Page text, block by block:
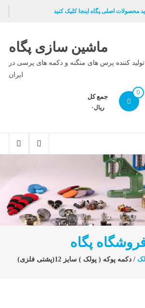
محصولات اصلی پگاه اینجا کلیک کنید
ماشین سازی پگاه
تولید کننده پرس های منگنه و دکمه های پرسی در
ایران
0 جمع کل
ریال۰
پگاه
/ دکمه پوکه ( پولک ) سایز 12(پشتی فلزی)